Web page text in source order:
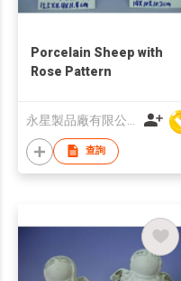
Porcelain Sheep with
Rose Pattern
查詢